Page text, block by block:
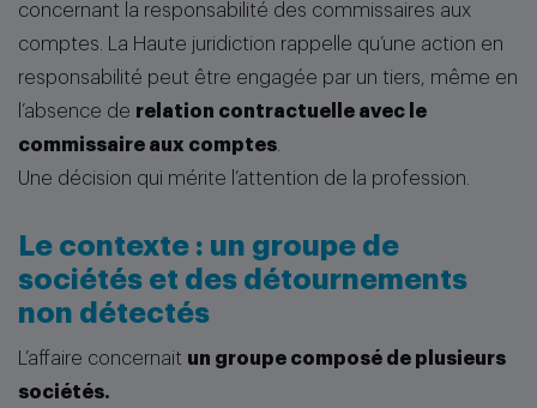
concernant la responsabilité des commissaires aux
comptes. La Haute juridiction rappelle qu’une action en
responsabilité peut être engagée par un tiers, même en
l’absence de relation contractuelle avec le
commissaire aux comptes
Une décision qui mérite l’attention de la profession.
Le contexte : un groupe de
sociétés et des détournements
non détectés
L’affaire concernait un groupe composé de plusieurs
sociétés.